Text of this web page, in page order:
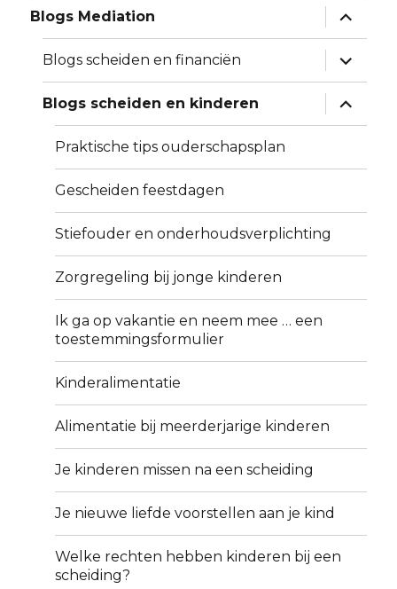
Blogs Mediation
Blogs scheiden en financiën
Blogs scheiden en kinderen
Praktische tips ouderschapsplan
Gescheiden feestdagen
Stiefouder en onderhoudsverplichting
Zorgregeling bij jonge kinderen
Ik ga op vakantie en neem mee … een
toestemmingsformulier
Kinderalimentatie
Alimentatie bij meerderjarige kinderen
Je kinderen missen na een scheiding
Je nieuwe liefde voorstellen aan je kind
Welke rechten hebben kinderen bij een
scheiding?